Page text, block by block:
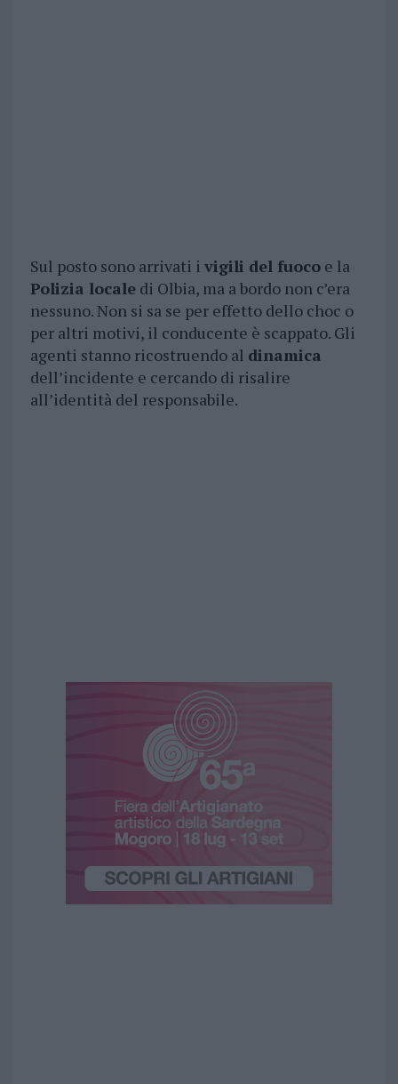
Sul posto sono arrivati i vigili del fuocoe la
Polizia localedi Olbia, ma a bordo non c’era
nessuno. Non si sa se per effetto dello choc o
per altri motivi, il conducente è scappato. Gli
agenti stanno ricostruendo al dinamica
dell’incidente e cercando di risalire
all’identità del responsabile.